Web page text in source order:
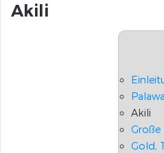
Akili
Akili
Große
Gold,